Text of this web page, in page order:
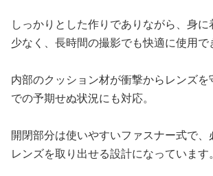
しっかりとした作りでありながら、身
少なく、長時間の撮影でも快適に使用で
内部のクッション材が衝撃からレンズ
での予期せぬ状況にも対応。
開閉部分は使いやすいファスナー式で
レンズを取り出せる設計になっています。